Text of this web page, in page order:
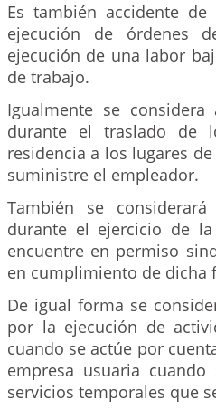
Es también accidente
ejecución de órdenes
ejecución de una labor
de trabajo.
Igualmente se
durante el traslado de
residencia a los lugares
suministre el empleador.
También se
durante el ejercicio de
encuentre en permiso
en cumplimiento de dicha
De igual forma se
por la ejecución de
cuando se actúe por
empresa usuaria
servicios temporales que